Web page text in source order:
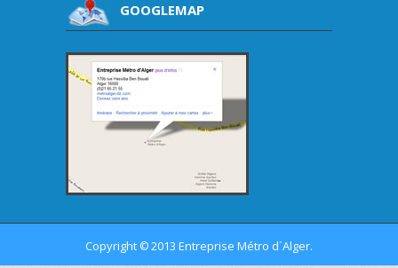
GOOGLEMAP
Copyright ©2013 Entreprise Métro d´Alger.